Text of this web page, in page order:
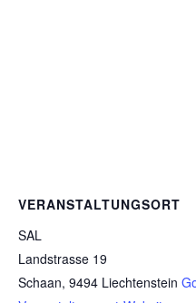
VERANSTALTUNGSORT
SAL
Landstrasse 19
Schaan, 9494 Liechtenstein